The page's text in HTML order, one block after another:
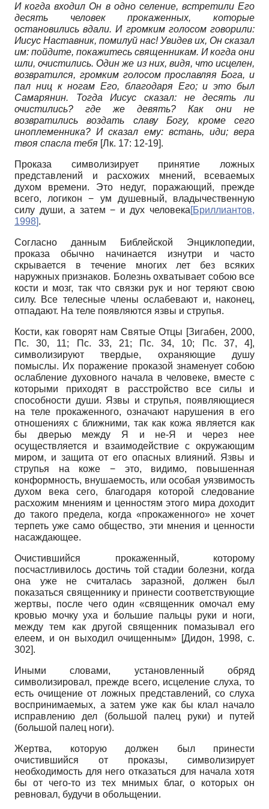
И когда входил Он в одно селение, встретили Его
десять человек прокаженных, которые
остановились вдали. И громким голосом говорили:
Иисус Наставник, помилуй нас! Увидев их, Он сказал
им: пойдите, покажитесь священникам. И когда они
шли, очистились. Один же из них, видя, что исцелен,
возвратился, громким голосом прославляя Бога, и
пал ниц к ногам Его, благодаря Его; и это был
Самарянин. Тогда Иисус сказал: не десять ли
очистились? где же девять? Как они не
возвратились воздать славу Богу, кроме сего
иноплеменника? И сказал ему: встань, иди; вера
твоя спасла тебя [Лк. 17: 12-19].
Проказа символизирует принятие ложных
представлений и расхожих мнений, всеваемых
духом времени. Это недуг, поражающий, прежде
всего, логикон − ум душевный, владычественную
силу души, а затем − и дух человека[Бриллиантов,
1998].
Согласно данным Библейской Энциклопедии,
проказа обычно начинается изнутри и часто
скрывается в течение многих лет без всяких
наружных признаков. Болезнь охватывает собою все
кости и мозг, так что связки рук и ног теряют свою
силу. Все телесные члены ослабевают и, наконец,
отпадают. На теле появляются язвы и струпья.
Кости, как говорят нам Святые Отцы [Зигабен, 2000,
Пс. 30, 11; Пс. 33, 21; Пс. 34, 10; Пс. 37, 4],
символизируют твердые, охраняющие душу
помыслы. Их поражение проказой знаменует собою
ослабление духовного начала в человеке, вместе с
которыми приходят в расстройство все силы и
способности души. Язвы и струпья, появляющиеся
на теле прокаженного, означают нарушения в его
отношениях с ближними, так как кожа является как
бы дверью между Я и не-Я и через нее
осуществляется и взаимодействие с окружающим
миром, и защита от его опасных влияний. Язвы и
струпья на коже − это, видимо, повышенная
конформность, внушаемость, или особая уязвимость
духом века сего, благодаря которой следование
расхожим мнениям и ценностям этого мира доходит
до такого предела, когда «прокаженного» не хочет
терпеть уже само общество, эти мнения и ценности
насаждающее.
Очистившийся прокаженный, которому
посчастливилось достичь той стадии болезни, когда
она уже не считалась заразной, должен был
показаться священнику и принести соответствующие
жертвы, после чего один «священник омочал ему
кровью мочку уха и большие пальцы руки и ноги,
между тем как другой священник помазывал его
елеем, и он выходил очищенным» [Дидон, 1998, с.
302].
Иными словами, установленный обряд
символизировал, прежде всего, исцеление слуха, то
есть очищение от ложных представлений, со слуха
воспринимаемых, а затем уже как бы клал начало
исправлению дел (большой палец руки) и путей
(большой палец ноги).
Жертва, которую должен был принести
очистившийся от проказы, символизирует
необходимость для него отказаться для начала хотя
бы от чего-то из тех мнимых благ, о которых он
ревновал, будучи в обольщении.